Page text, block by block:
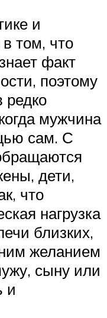
и
том, что
факт
поэтому
редко
мужчина
сам. С
дети,
что
нагрузка
близких,
желанием
сыну или
и